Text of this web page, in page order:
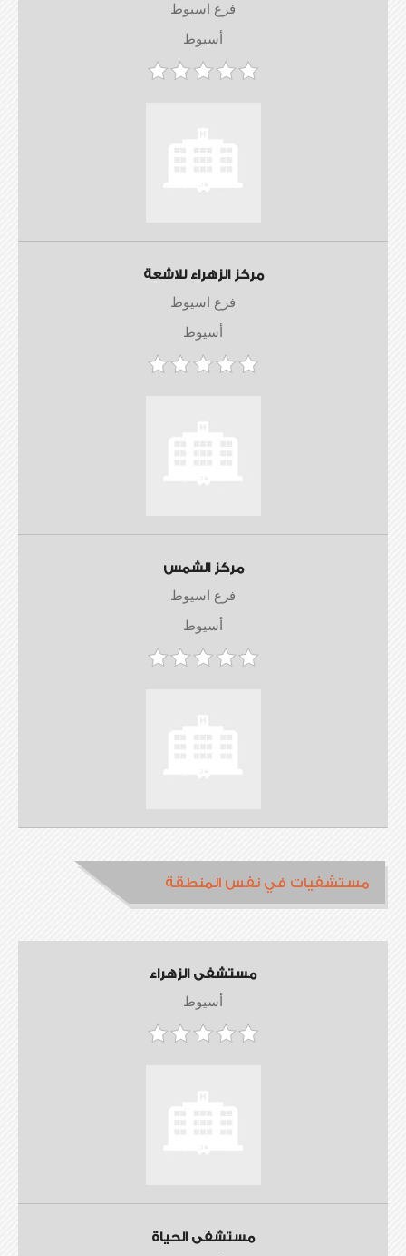
فرع اسيوط
أسيوط
مركز الزهراء للاشعة
فرع اسيوط
أسيوط
مركز الشمس
فرع اسيوط
أسيوط
مستشفيات في نفس المنطقة
مستشفى الزهراء
أسيوط
مستشفى الحياة